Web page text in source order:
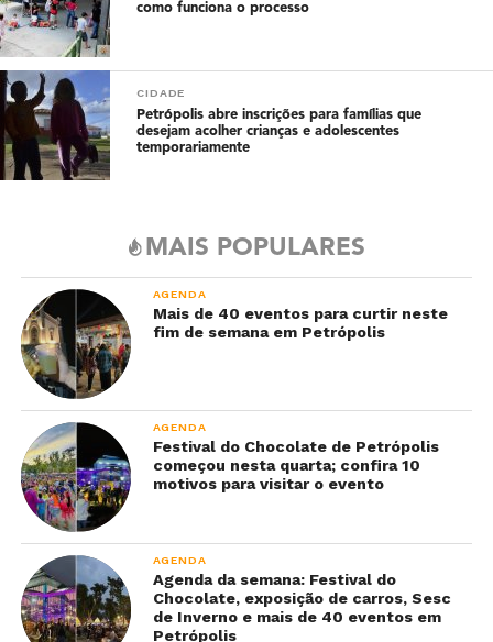
como funciona o processo
CIDADE
Petrópolis abre inscrições para famílias que
desejam acolher crianças e adolescentes
temporariamente
MAIS POPULARES
AGENDA
Mais de 40 eventos para curtir neste
fim de semana em Petrópolis
AGENDA
Festival do Chocolate de Petrópolis
começou nesta quarta; confira 10
motivos para visitar o evento
AGENDA
Agenda da semana: Festival do
Chocolate, exposição de carros, Sesc
de Inverno e mais de 40 eventos em
Petrópolis